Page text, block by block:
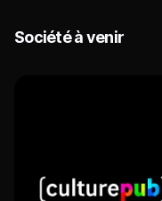
Société à venir